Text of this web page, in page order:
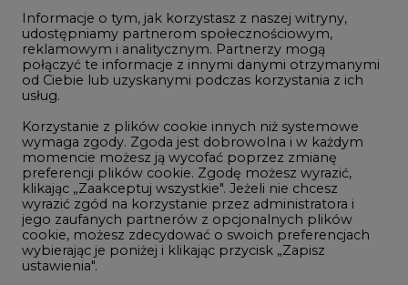
Gospodarka
Geopolityka
LTE450
Innowacje i AI
Telekomunikacja i IT
Handel emisjami CO2
Wodór
Górnictwo
Informacje o tym, jak korzystasz z naszej witryny,
udostępniamy partnerom społecznościowym,
reklamowym i analitycznym. Partnerzy mogą
połączyć te informacje z innymi danymi otrzymanymi
od Ciebie lub uzyskanymi podczas korzystania z ich
usług.
Korzystanie z plików cookie innych niż systemowe
wymaga zgody. Zgoda jest dobrowolna i w każdym
momencie możesz ją wycofać poprzez zmianę
preferencji plików cookie. Zgodę możesz wyrazić,
klikając „Zaakceptuj wszystkie". Jeżeli nie chcesz
wyrazić zgód na korzystanie przez administratora i
jego zaufanych partnerów z opcjonalnych plików
cookie, możesz zdecydować o swoich preferencjach
wybierając je poniżej i klikając przycisk „Zapisz
ustawienia".